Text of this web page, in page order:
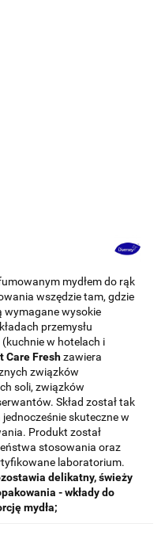
mydłem do rąk
wszędzie tam, gdzie
wymagane wysokie
przemysłu
w hotelach i
Care Freshzawiera
związków
soli, związków
Skład został tak
skuteczne w
Produkt został
stosowania oraz
laboratorium.
delikatny, świeży
- wkłady do
mydła;